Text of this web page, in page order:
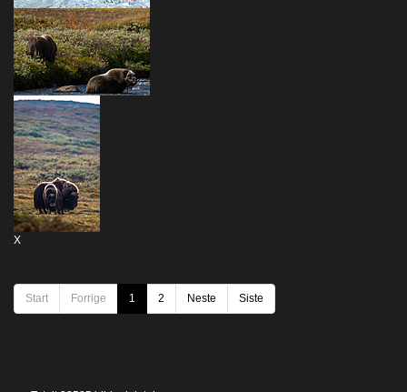
X
Start Forrige 1 2 Neste Siste